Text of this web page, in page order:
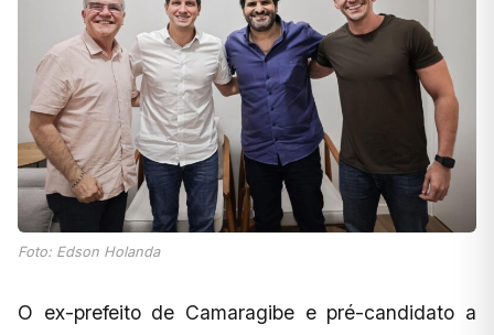
Foto: Edson Holanda
O ex-prefeito de Camaragibe e pré-candidato a